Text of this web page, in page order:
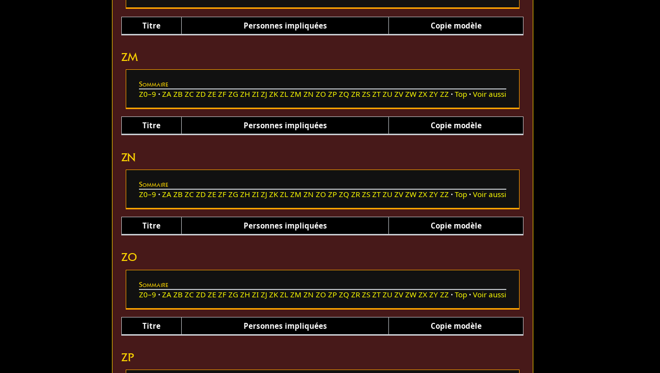
Titre Personnes impliquées Copie modèle
ZM
Sommaire
Z0–9 ZA ZB ZC ZD ZE ZF ZG ZH ZI ZJ ZK ZL ZM ZN ZO ZP ZQ ZR ZS ZT ZU ZV ZW ZX ZY ZZ Top Voir aussi
Titre Personnes impliquées Copie modèle
ZN
Sommaire
Z0–9 ZA ZB ZC ZD ZE ZF ZG ZH ZI ZJ ZK ZL ZM ZN ZO ZP ZQ ZR ZS ZT ZU ZV ZW ZX ZY ZZ Top Voir aussi
Titre Personnes impliquées Copie modèle
ZO
Sommaire
Z0–9 ZA ZB ZC ZD ZE ZF ZG ZH ZI ZJ ZK ZL ZM ZN ZO ZP ZQ ZR ZS ZT ZU ZV ZW ZX ZY ZZ Top Voir aussi
Titre Personnes impliquées Copie modèle
ZP